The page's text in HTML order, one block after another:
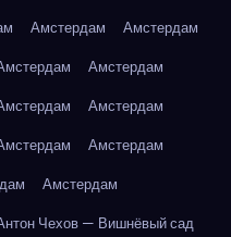
Амстердам
Амстердам
Амстердам
Амстердам
Амстердам
Амстердам
Чехов — Вишнёвый сад